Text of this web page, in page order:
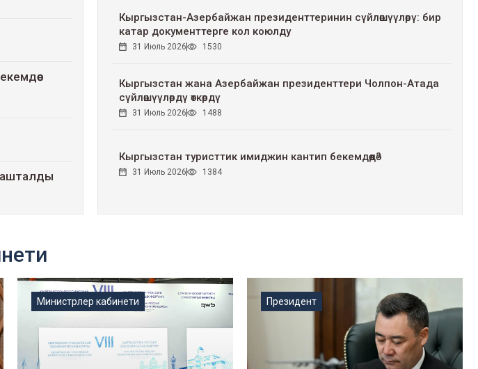
Кыргызстан-Азербайжан президенттеринин сүйлөшүүлөрү: бир
катар документтерге кол коюлду
31 Июль 2026 1530
Кыргызстан жана Азербайжан президенттери Чолпон-Атада
сүйлөшүүлөрдү өткөрдү
31 Июль 2026 1488
Кыргызстан туристтик имиджин кантип бекемдөөдө?
31 Июль 2026 1384
Министрлер кабинети Президент